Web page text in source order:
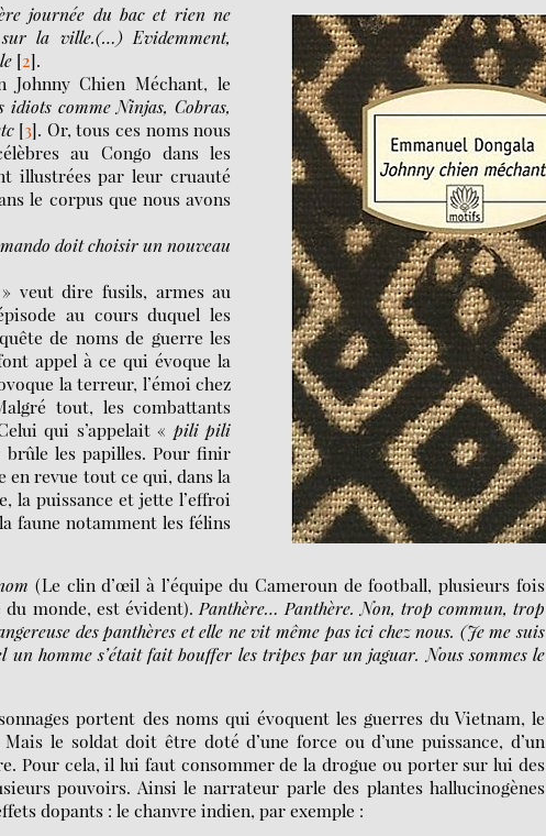
journée du bac et rien ne
la ville.(…) Evidemment,
[2].
Chien Méchant, le
idiots comme Ninjas, Cobras,
[3]. Or, tous ces noms nous
au Congo dans les
illustrées par leur cruauté
le corpus que nous avons
doit choisir un nouveau
veut dire fusils, armes au
au cours duquel les
de noms de guerre les
appel à ce qui évoque la
la terreur, l’émoi chez
tout, les combattants
qui s’appelait « pili pili
les papilles. Pour finir
en revue tout ce qui, dans la
la puissance et jette l’effroi
faune notamment les félins
(Le clin d’œil à l’équipe du Cameroun de football, plusieurs fois
du monde, est évident).Panthère… Panthère. Non, trop commun, trop
des panthères et elle ne vit même pas ici chez nous. (Je me suis
homme s’était fait bouffer les tripes par un jaguar. Nous sommes le
portent des noms qui évoquent les guerres du Vietnam, le
le soldat doit être doté d’une force ou d’une puissance, d’un
Pour cela, il lui faut consommer de la drogue ou porter sur lui des
pouvoirs. Ainsi le narrateur parle des plantes hallucinogènes
dopants : le chanvre indien, par exemple :